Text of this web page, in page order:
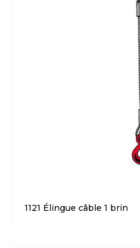
1121 Élingue câble 1 brin